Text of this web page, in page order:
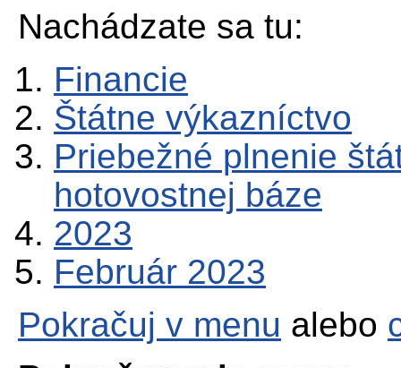
Nachádzate sa tu:
Financie
Štátne výkazníctvo
Priebežné plnenie
hotovostnej báze
2023
Február 2023
Pokračuj v menu alebo